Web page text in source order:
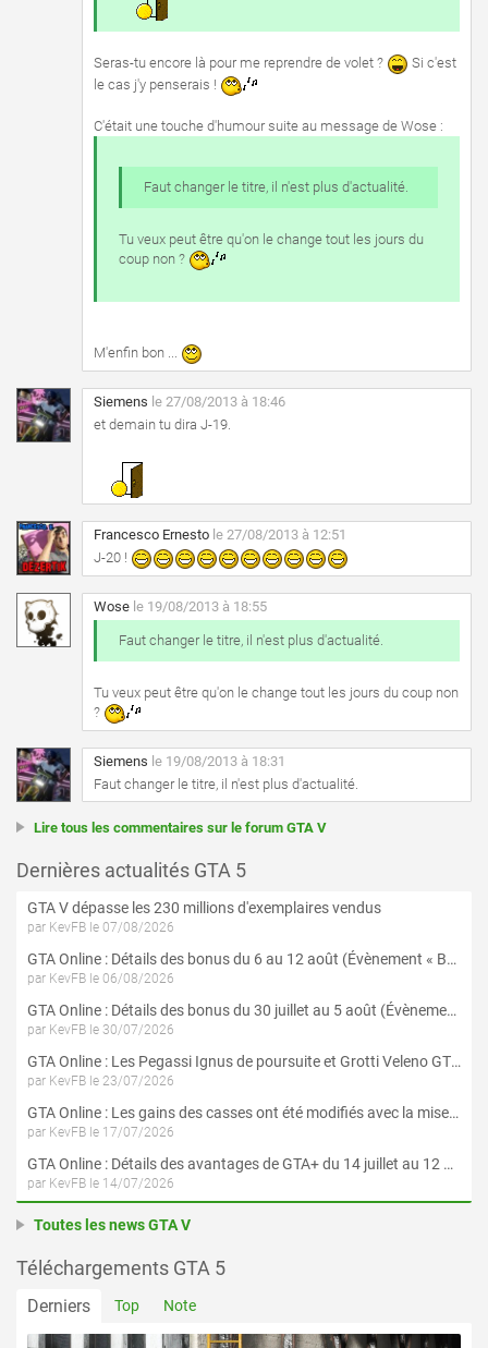
Seras-tu encore là pour me reprendre de volet ?
Si c'est
le cas j'y penserais !
C'était une touche d'humour suite au message de Wose :
Faut changer le titre, il n'est plus d'actualité.
Tu veux peut être qu'on le change tout les jours du
coup non ?
M'enfin bon ...
Siemens le 27/08/2013 à 18:46
et demain tu dira J-19.
Francesco Ernesto le 27/08/2013 à 12:51
J-20 !
Wose le 19/08/2013 à 18:55
Faut changer le titre, il n'est plus d'actualité.
Tu veux peut être qu'on le change tout les jours du coup non
?
Siemens le 19/08/2013 à 18:31
Faut changer le titre, il n'est plus d'actualité.
Lire tous les commentaires sur le forum GTA V
Dernières actualités GTA 5
GTA V dépasse les 230 millions d'exemplaires vendus
par KevFB le 07/08/2026
GTA Online : Détails des bonus du 6 au 12 août (Évènement « Braquages de l'été » - Suite et fin)
par KevFB le 06/08/2026
GTA Online : Détails des bonus du 30 juillet au 5 août (Évènement « Braquages d'été »)
par KevFB le 30/07/2026
GTA Online : Les Pegassi Ignus de poursuite et Grotti Veleno GT sont maintenant disponibles
par KevFB le 23/07/2026
GTA Online : Les gains des casses ont été modifiés avec la mise à jour « Le Braquage du Kortz Center »
par KevFB le 17/07/2026
GTA Online : Détails des avantages de GTA+ du 14 juillet au 12 août
par KevFB le 14/07/2026
Toutes les news GTA V
Téléchargements GTA 5
Derniers Top Note